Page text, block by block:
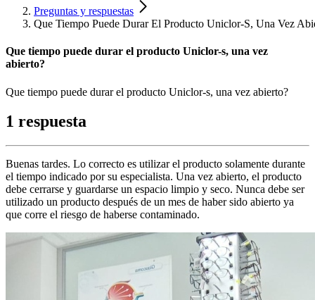
Preguntas y respuestas
Que Tiempo Puede Durar El Producto Uniclor-S, Una Vez
Que tiempo puede durar el producto Uniclor-s, una vez
abierto?
Que tiempo puede durar el producto Uniclor-s, una vez abierto?
1 respuesta
Buenas tardes. Lo correcto es utilizar el producto solamente durante
el tiempo indicado por su especialista. Una vez abierto, el producto
debe cerrarse y guardarse un espacio limpio y seco. Nunca debe ser
utilizado un producto después de un mes de haber sido abierto ya
que corre el riesgo de haberse contaminado.